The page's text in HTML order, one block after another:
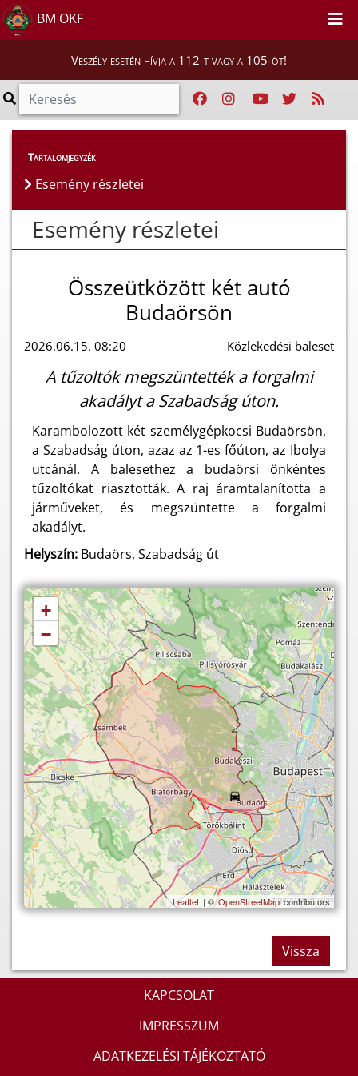
BM OKF
Veszély esetén hívja a 112-t vagy a 105-öt!
Esemény részletei
Tartalomjegyzék
Esemény részletei
Esemény részletei
Összeütközött két autó
Budaörsön
2026.06.15. 08:20 Közlekedési baleset
A tűzoltók megszüntették a forgalmi
akadályt a Szabadság úton.
Karambolozott két személygépkocsi Budaörsön,
a Szabadság úton, azaz az 1-es főúton, az Ibolya
utcánál. A balesethez a budaörsi önkéntes
tűzoltókat riasztották. A raj áramtalanította a
járműveket, és megszüntette a forgalmi
akadályt.
Helyszín: Budaörs, Szabadság út
+
−
Leaflet | ©OpenStreetMapcontributors
Vissza
KAPCSOLAT
IMPRESSZUM
ADATKEZELÉSI TÁJÉKOZTATÓ